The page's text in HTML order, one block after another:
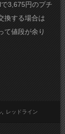
3,675円のプチ
換する場合は
て値段が余り
レッドライン